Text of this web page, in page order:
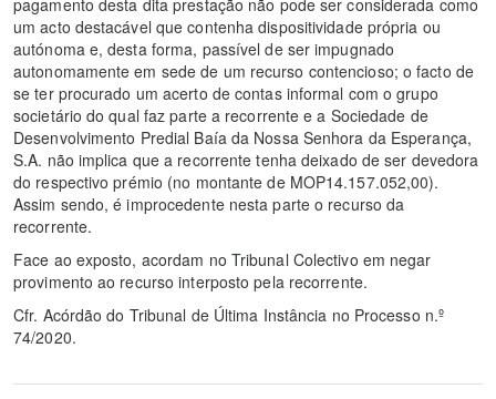
pagamento desta dita prestação não pode ser considerada como
um acto destacável que contenha dispositividade própria ou
autónoma e, desta forma, passível de ser impugnado
autonomamente em sede de um recurso contencioso; o facto de
se ter procurado um acerto de contas informal com o grupo
societário do qual faz parte a recorrente e a Sociedade de
Desenvolvimento Predial Baía da Nossa Senhora da Esperança,
S.A. não implica que a recorrente tenha deixado de ser devedora
do respectivo prémio (no montante de MOP14.157.052,00).
Assim sendo, é improcedente nesta parte o recurso da
recorrente.
Face ao exposto, acordam no Tribunal Colectivo em negar
provimento ao recurso interposto pela recorrente.
Cfr. Acórdão do Tribunal de Última Instância no Processo n.º
74/2020.